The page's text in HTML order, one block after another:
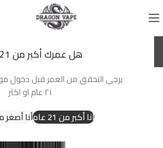
هل عمرك أكبر من 21 عام؟
يرجي التحقق من العمر قبل دخول
٢١ عام او اكثر
أنا أكبر من 21 عام
أنا أصغر من